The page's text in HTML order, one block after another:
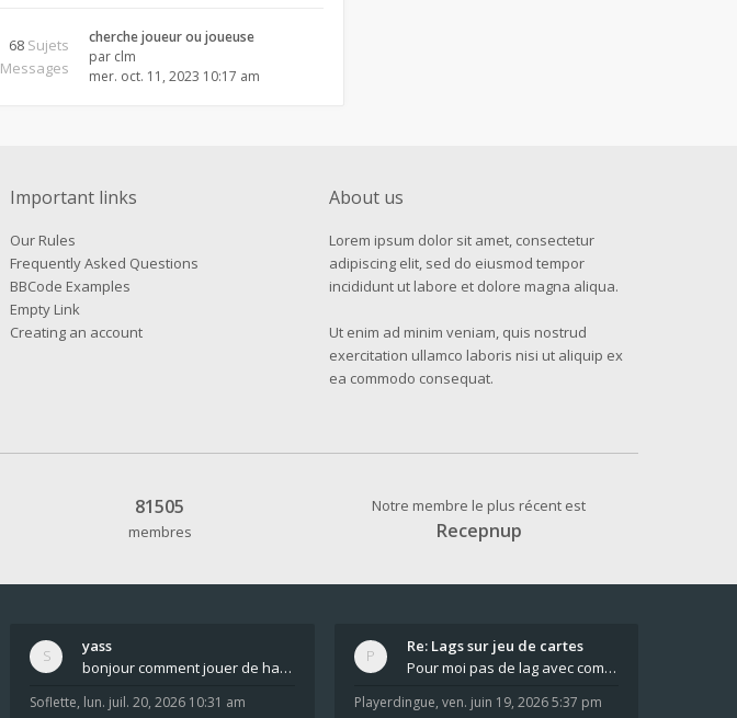
68 Sujets
Messages
cherche joueur ou joueuse
par clm
mer. oct. 11, 2023 10:17 am
Important links
Our Rules
Frequently Asked Questions
BBCode Examples
Empty Link
Creating an account
About us
Lorem ipsum dolor sit amet, consectetur
adipiscing elit, sed do eiusmod tempor
incididunt ut labore et dolore magna aliqua.
Ut enim ad minim veniam, quis nostrud
exercitation ullamco laboris nisi ut aliquip ex
ea commodo consequat.
81505
membres
Notre membre le plus récent est
Recepnup
yass
bonjour comment jouer de haut en bas tout atout mi
Soflette, lun. juil. 20, 2026 10:31 am
Re: Lags sur jeu de cartes
Pour moi pas de lag avec comme navigateur Chrome
Playerdingue, ven. juin 19, 2026 5:37 pm